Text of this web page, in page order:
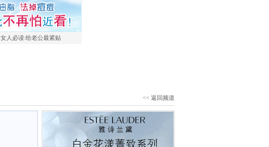
女人必读:给老公最紧贴
<< 返回频道